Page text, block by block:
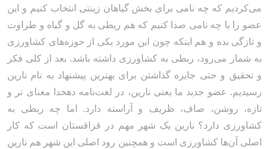
می‌کردیم که چه نامی برای بخش گیاهان زینتی انتخاب کنیم و این
عضو را با چه نامی صدا کنیم که هم ربطی به گل و گیاه و طراوت
و تازگی بده و هم اینکه چون این مورد یکی از حوزه‌های کشاورزی
به شمار می‌رود، ربطی به کشاورزی داشته باشد. بعد از کلی فکر
و تحقیق و حتی جایزه گذاشتن برای بهترین پیشنهاد به نام نارین
رسیدیم. عضو جدید ما یعنی نارین، در لغت‌نامه دهخدا معنای تر و
تازه، روشن، صاف، ظریف و آراسته دارد. اما چه ربطی به
کشاورزی دارد؟ نارین یک شهر مهم در قزاقستان است که کار
اصلی آن‌ها کشاورزی است و همچنین رود اصلی این شهر هم نارین